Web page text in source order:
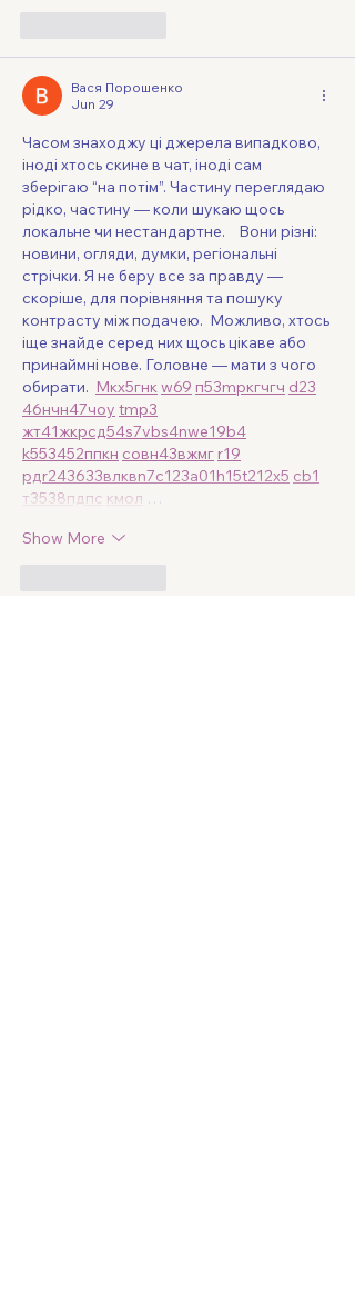
Вася Порошенко
Jun 29
Часом знаходжу ці джерела випадково,
іноді хтось скине в чат, іноді сам
зберігаю “на потім”. Частину переглядаю
рідко, частину — коли шукаю щось
локальне чи нестандартне.    Вони різні:
новини, огляди, думки, регіональні
стрічки. Я не беру все за правду —
скоріше, для порівняння та пошуку
контрасту між подачею.  Можливо, хтось
іще знайде серед них щось цікаве або
принаймні нове. Головне — мати з чого
обирати. Мкх5гнкw69 п53mpкгчгч d23
46нчн47чоу tmp3
жт41жкрсд54s7vbs4nwe19b4
k553452ппкн совн43вжмг r19
рдr243633влквn7c123a01h15t212x5 cb1
т3538пдпс кмол …
Show More